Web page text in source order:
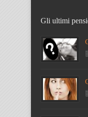
Gli ultimi